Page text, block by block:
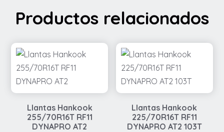
Productos relacionados
Llantas Hankook
255/70R16T RF11
DYNAPRO AT2
Llantas Hankook
225/70R16T RF11
DYNAPRO AT2 103T